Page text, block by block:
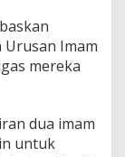
Urusan Imam
mereka
dua imam
untuk